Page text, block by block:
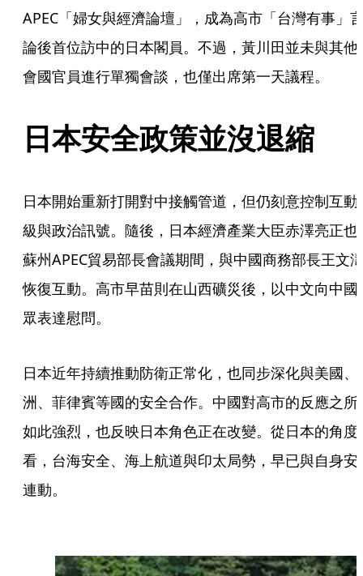
APEC「婦女與經濟論壇」，成為高市「台灣有事」
論後首位訪中的日本閣員。不過，黃川田並未與其他
會國官員進行單獨會談，也僅出席第一天議程。
日本安全政策並沒退縮
日本開始重新打開對中接觸管道，但仍刻意控制互動
級與政治訊號。隨後，日本經濟產業大臣赤澤亮正也
蘇州APEC貿易部長會議期間，與中國商務部長王文
恢復互動。高市早苗則在山西礦災後，以中文向中國
眾表達慰問。
日本近年持續推動防衛正常化，也同步深化與美國、
洲、菲律賓等國的安全合作。中國對高市的反應之所
如此強烈，也反映日本角色正在改變。從日本的角度
看，台海安全、海上航道與印太局勢，早已與自身安
連動。